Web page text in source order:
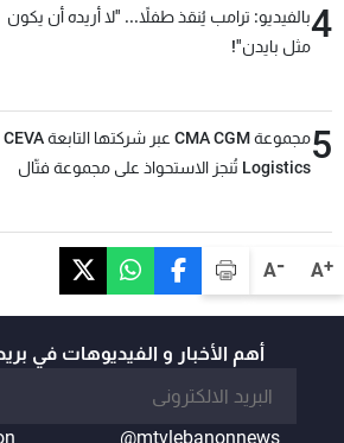
A+
A-
4بالفيديو: ترامب يُنقذ طفلاً... "لا أريده أن يكون
مثل بايدن"!
5
مجموعة CMA CGM عبر شركتها التابعة CEVA
Logistics تُنجز الاستحواذ على مجموعة فتّال
أهم الأخبار و الفيديوهات في
@mtvlebanonnews